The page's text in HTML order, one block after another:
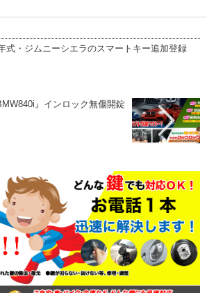
式・ジムニーシエラのスマートキー追加登録
』インロック無傷開錠